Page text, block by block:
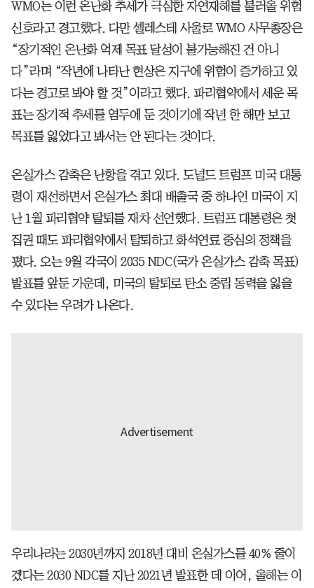
WMO는 이런 온난화 추세가 극심한 자연재해를 불러올 위험
신호라고 경고했다. 다만 셀레스테 사울로 WMO 사무총장은
“장기적인 온난화 억제 목표 달성이 불가능해진 건 아니
다”라며 “작년에 나타난 현상은 지구에 위험이 증가하고 있
다는 경고로 봐야 할 것”이라고 했다. 파리협약에서 세운 목
표는 장기적 추세를 염두에 둔 것이기에 작년 한 해만 보고
목표를 잃었다고 봐서는 안 된다는 것이다.
온실가스 감축은 난항을 겪고 있다. 도널드 트럼프 미국 대통
령이 재선하면서 온실가스 최대 배출국 중 하나인 미국이 지
난 1월 파리협약 탈퇴를 재차 선언했다. 트럼프 대통령은 첫
집권 때도 파리협약에서 탈퇴하고 화석연료 중심의 정책을
폈다. 오는 9월 각국이 2035 NDC(국가 온실가스 감축 목표)
발표를 앞둔 가운데, 미국의 탈퇴로 탄소 중립 동력을 잃을
수 있다는 우려가 나온다.
우리나라는 2030년까지 2018년 대비 온실가스를 40% 줄이
겠다는 2030 NDC를 지난 2021년 발표한 데 이어, 올해는 이